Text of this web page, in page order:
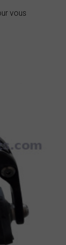
vous